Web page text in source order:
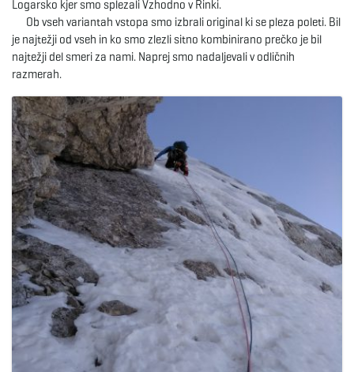
Logarsko kjer smo splezali Vzhodno v Rinki.
Ob vseh variantah vstopa smo izbrali original ki se pleza poleti. Bil
je najtežji od vseh in ko smo zlezli sitno kombinirano prečko je bil
najtežji del smeri za nami. Naprej smo nadaljevali v odličnih
razmerah.